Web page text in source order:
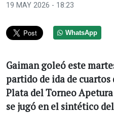
19 MAY 2026 - 18:23
WhatsApp
Gaiman goleó este
partido de ida de cuartos
Plata del Torneo
se jugó en el sintético